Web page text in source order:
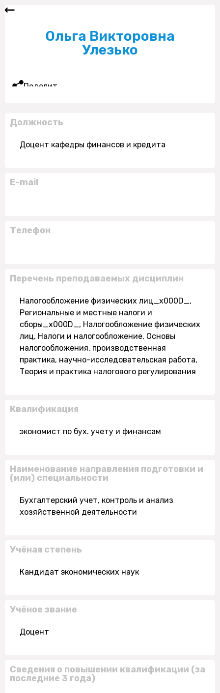
Ольга Викторовна
Улезько
Поделиться
Должность
Доцент кафедры финансов и кредита
E-mail
Телефон
Перечень преподаваемых дисциплин
Налогообложение физических лиц_x000D_,
Региональные и местные налоги и
сборы_x000D_, Налогообложение физических
лиц, Налоги и налогообложение, Основы
налогообложения, производственная
практика, научно-исследовательская работа,
Теория и практика налогового регулирования
Квалификация
экономист по бух. учету и финансам
Наименование направления подготовки и
(или) специальности
Бухгалтерский учет, контроль и анализ
хозяйственной деятельности
Учёная степень
Кандидат экономических наук
Учёное звание
Доцент
Сведения о повышении квалификации (за
последние 3 года)